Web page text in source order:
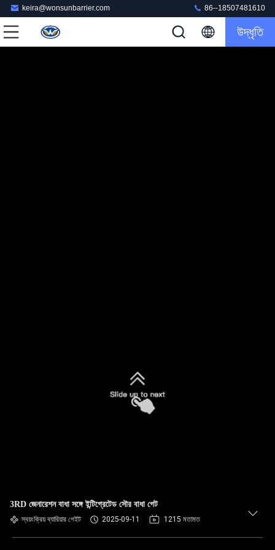
keira@wonsunbarrier.com 86--18507481610
উদ্ধৃতি
3RD জেনারেশন বাধা সঙ্গে ইন্টিগ্রেটেড সৌর বাধা গেট
স্বয়ংক্রিয় ব্যারিয়ার গেইট 2025-09-11 1215 মতামত